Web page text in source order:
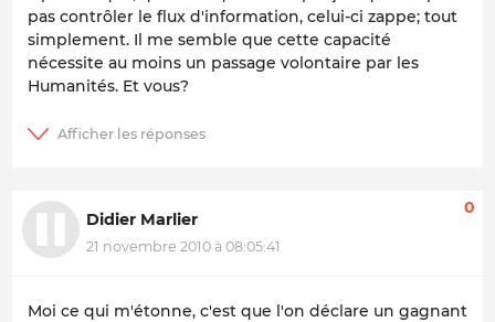
pas contrôler le flux d'information, celui-ci zappe; tout
simplement. Il me semble que cette capacité
nécessite au moins un passage volontaire par les
Humanités. Et vous?
Didier Marlier
21 novembre 2010 à 08:05:41
0
Moi ce qui m'étonne, c'est que l'on déclare un gagnant